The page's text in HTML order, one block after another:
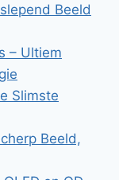
Beeld
– Ultiem
Slimste
Beeld,